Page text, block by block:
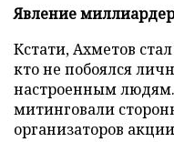
Явление
Кстати, Ахметов
кто не побоялся
настроенным
митинговали
организаторов